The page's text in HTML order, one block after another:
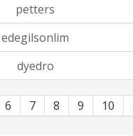
petters
edegilsonlim
dyedro
6 7 8 9 10